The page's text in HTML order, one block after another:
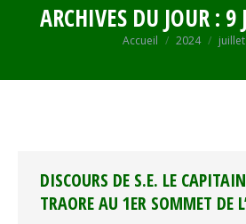
ARCHIVES DU JOUR : 9
Vous êtes ici :
Accueil 2024 juillet
DISCOURS DE S.E. LE
TRAORE AU 1ER SOMMET DE